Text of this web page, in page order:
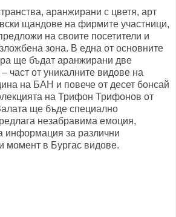
аранжирани с цветя, арт
щандове на фирмите участници,
на своите посетители и
зона. В една от основните
ще бъдат аранжирани две
част от уникалните видове на
на БАН и повече от десет бонсай
на Трифон Трифонов от
ще бъде специално
незабравима емоция,
информация за различни
момент в Бургас видове.